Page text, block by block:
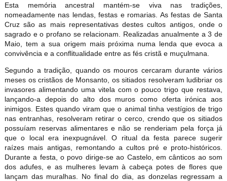
Esta memória ancestral mantém-se viva nas tradições,
nomeadamente nas lendas, festas e romarias. As festas de Santa
Cruz são as mais representativas destes cultos antigos, onde o
sagrado e o profano se relacionam. Realizadas anualmente a 3 de
Maio, tem a sua origem mais próxima numa lenda que evoca a
convivência e a conflitualidade entre as fés cristã e muçulmana.
Segundo a tradição, quando os mouros cercaram durante vários
meses os cristãos de Monsanto, os sitiados resolveram ludibriar os
invasores alimentando uma vitela com o pouco trigo que restava,
lançando-a depois do alto dos muros como oferta irónica aos
inimigos. Estes quando viram que o animal tinha vestígios de trigo
nas entranhas, resolveram retirar o cerco, crendo que os sitiados
possuíam reservas alimentares e não se renderiam pela força já
que o local era inexpugnável. O ritual da festa parece sugerir
raízes mais antigas, remontando a cultos pré e proto-históricos.
Durante a festa, o povo dirige-se ao Castelo, em cânticos ao som
dos adufes, e as mulheres levam à cabeça potes de flores que
lançam das muralhas. No final do dia, as donzelas regressam a